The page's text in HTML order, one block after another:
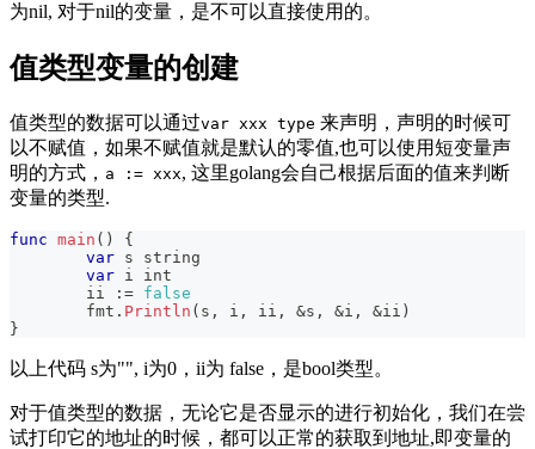
为nil, 对于nil的变量，是不可以直接使用的。
值类型变量的创建
值类型的数据可以通过var xxx type 来声明，声明的时候可
以不赋值，如果不赋值就是默认的零值,也可以使用短变量声
明的方式， a := xxx, 这里golang会自己根据后面的值来判断
变量的类型.
func main ( )
{
var s string
var i int
	ii
:= false
	fmt
. Println ( s , i , ii , &s , &i , &ii )
}
以上代码 s为"", i为0，ii为 false，是bool类型。
对于值类型的数据，无论它是否显示的进行初始化，我们在尝
试打印它的地址的时候，都可以正常的获取到地址,即变量的